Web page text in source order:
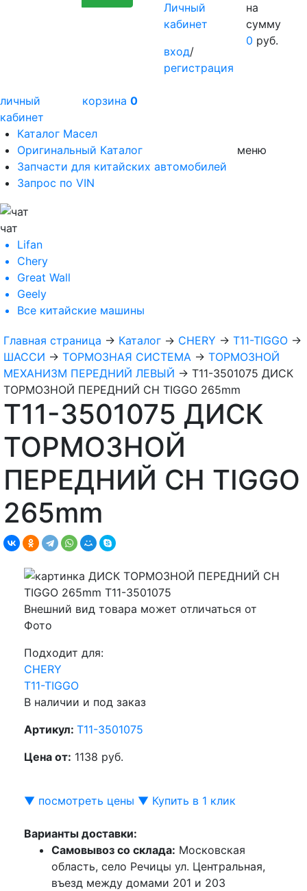
Личный
кабинет
вход/
регистрация
на
сумму
0 руб.
личный
кабинет
корзина 0
Каталог Масел
Оригинальный Каталог
Запчасти для китайских автомобилей
Запрос по VIN
меню
чат
Lifan
Chery
Great Wall
Geely
Все китайские машины
Главная страница → Каталог → CHERY → T11-TIGGO →
ШАССИ → ТОРМОЗНАЯ СИСТЕМА → ТОРМОЗНОЙ
МЕХАНИЗМ ПЕРЕДНИЙ ЛЕВЫЙ → T11-3501075 ДИСК
ТОРМОЗНОЙ ПЕРЕДНИЙ CH TIGGO 265mm
T11-3501075 ДИСК
ТОРМОЗНОЙ
ПЕРЕДНИЙ CH TIGGO
265mm
Внешний вид товара может отличаться от
Фото
Подходит для:
CHERY
T11-TIGGO
В наличии и под заказ
Артикул: T11-3501075
Цена от: 1138 руб.
▼ посмотреть цены ▼ Купить в 1 клик
Варианты доставки:
Самовывоз со склада: Московская
область, село Речицы ул. Центральная,
въезд между домами 201 и 203